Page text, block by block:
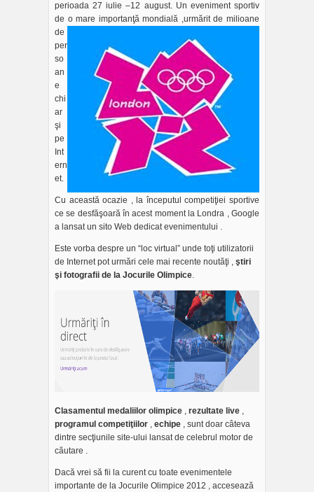
perioada 27 iulie –12 august. Un eveniment sportiv
de o mare importanţămondială ,urmărit de milioane
de
per
so
an
e
chi
ar
şi
pe
Int
ern
et.
Cu această ocazie , la începutul competiţiei sportive
ce se desfăşoară în acest moment la Londra , Google
a lansat un sito Web dedicat evenimentului .
Este vorba despre un “loc virtual” unde toţi utilizatorii
de Internet pot urmări cele mai recente noutăţi , ştiri
şi fotografii de la Jocurile Olimpice.
Clasamentul medaliilor olimpice , rezultate live ,
programul competiţiilor , echipe , sunt doar câteva
dintre secţiunile site-ului lansat de celebrul motor de
căutare .
Dacă vrei să fii la curent cu toate evenimentele
importante de la Jocurile Olimpice 2012 , accesează